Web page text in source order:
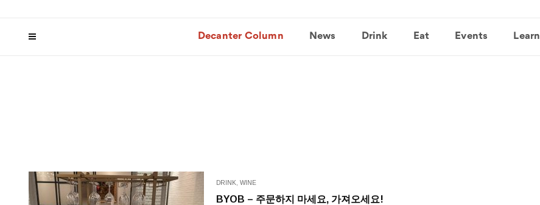
Decanter Column News Drink Eat Events Learn
DRINK WINE
BYOB – 주문하지 마세요, 가져오세요!